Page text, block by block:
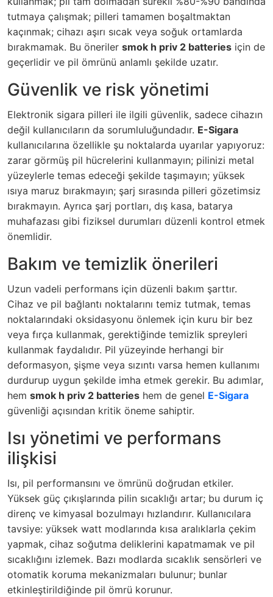
tutmaya çalışmak; pilleri tamamen boşaltmaktan
kaçınmak; cihazı aşırı sıcak veya soğuk ortamlarda
bırakmamak. Bu öneriler smok h priv 2 batteries için de
geçerlidir ve pil ömrünü anlamlı şekilde uzatır.
Güvenlik ve risk yönetimi
Elektronik sigara pilleri ile ilgili güvenlik, sadece cihazın
değil kullanıcıların da sorumluluğundadır. E-Sigara
kullanıcılarına özellikle şu noktalarda uyarılar yapıyoruz:
zarar görmüş pil hücrelerini kullanmayın; pilinizi metal
yüzeylerle temas edeceği şekilde taşımayın; yüksek
ısıya maruz bırakmayın; şarj sırasında pilleri gözetimsiz
bırakmayın. Ayrıca şarj portları, dış kasa, batarya
muhafazası gibi fiziksel durumları düzenli kontrol etmek
önemlidir.
Bakım ve temizlik önerileri
Uzun vadeli performans için düzenli bakım şarttır.
Cihaz ve pil bağlantı noktalarını temiz tutmak, temas
noktalarındaki oksidasyonu önlemek için kuru bir bez
veya fırça kullanmak, gerektiğinde temizlik spreyleri
kullanmak faydalıdır. Pil yüzeyinde herhangi bir
deformasyon, şişme veya sızıntı varsa hemen kullanımı
durdurup uygun şekilde imha etmek gerekir. Bu adımlar,
hem smok h priv 2 batteries hem de genel E-Sigara
güvenliği açısından kritik öneme sahiptir.
Isı yönetimi ve performans
ilişkisi
Isı, pil performansını ve ömrünü doğrudan etkiler.
Yüksek güç çıkışlarında pilin sıcaklığı artar; bu durum iç
direnç ve kimyasal bozulmayı hızlandırır. Kullanıcılara
tavsiye: yüksek watt modlarında kısa aralıklarla çekim
yapmak, cihaz soğutma deliklerini kapatmamak ve pil
sıcaklığını izlemek. Bazı modlarda sıcaklık sensörleri ve
otomatik koruma mekanizmaları bulunur; bunlar
etkinleştirildiğinde pil ömrü korunur.